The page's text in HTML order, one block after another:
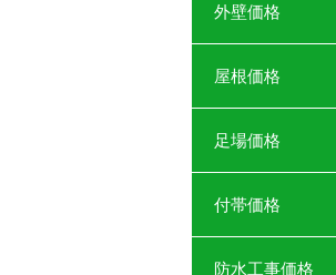
外壁価格
屋根価格
足場価格
付帯価格
防水工事価格